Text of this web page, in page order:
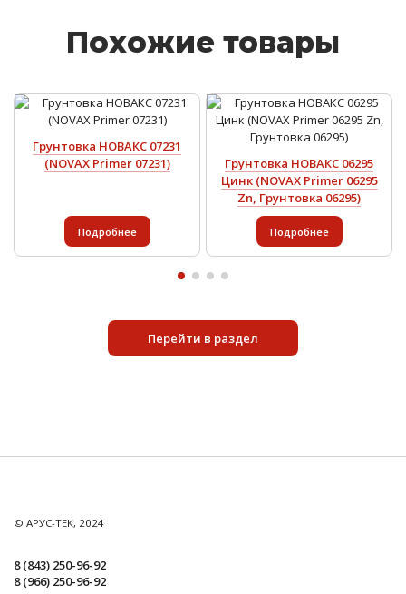
Похожие товары
Грунтовка НОВАКС 07231
(NOVAX Primer 07231)
Подробнее
Грунтовка НОВАКС 06295
Цинк (NOVAX Primer 06295
Zn, Грунтовка 06295)
Подробнее
Перейти в раздел
© АРУС-ТЕК, 2024
8 (843) 250-96-92
8 (966) 250-96-92